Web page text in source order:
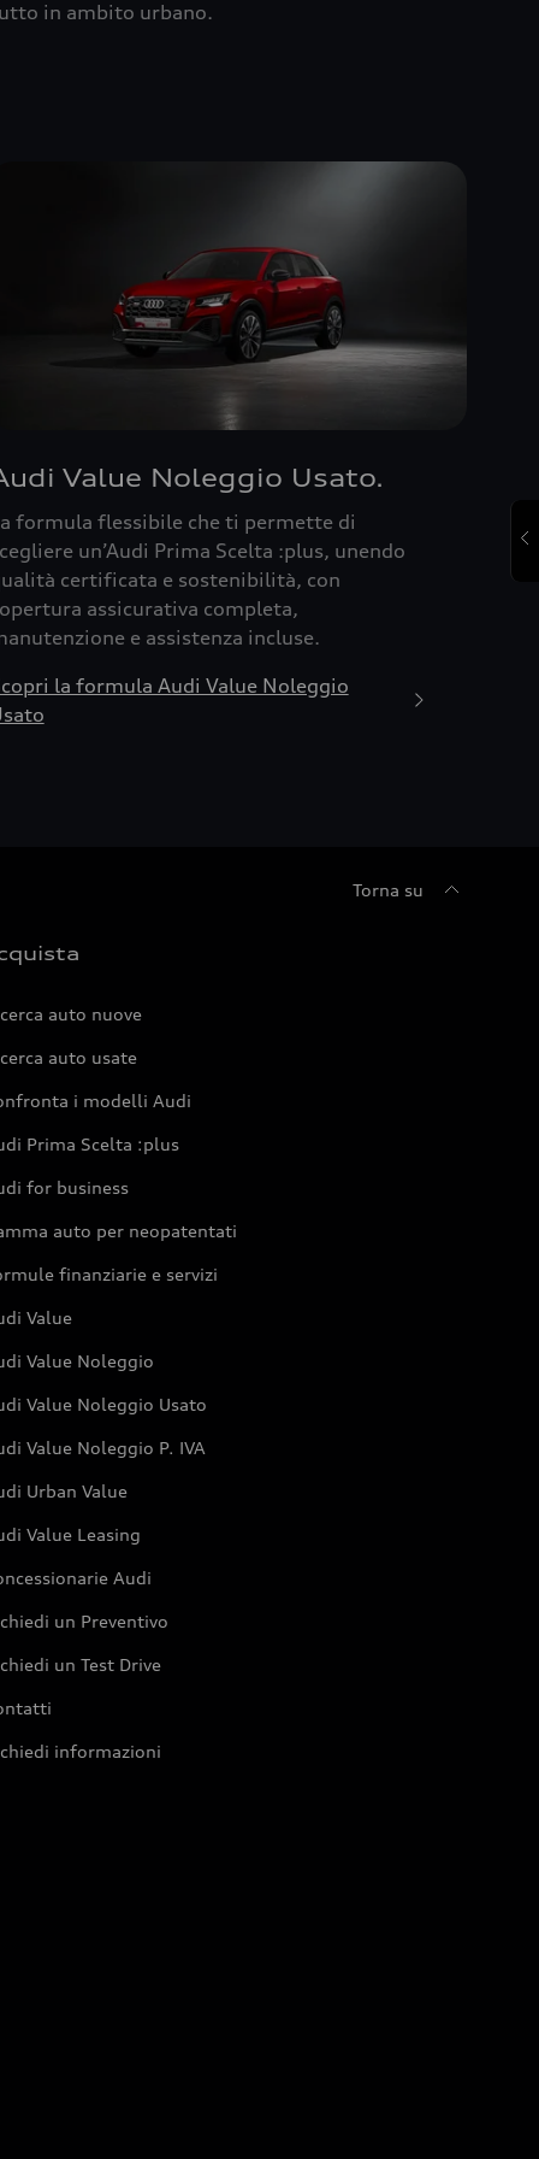
in ambito urbano.
Value Noleggio Usato.
formula flessibile che ti permette di
un’Audi Prima Scelta :plus, unendo
certificata e sostenibilità, con
assicurativa completa,
e assistenza incluse.
la formula Audi Value Noleggio
Torna su
auto nuove
auto usate
i modelli Audi
Prima Scelta :plus
for business
auto per neopatentati
finanziarie e servizi
Value
Value Noleggio
Value Noleggio Usato
Value Noleggio P. IVA
Urban Value
Value Leasing
Audi
un Preventivo
un Test Drive
informazioni